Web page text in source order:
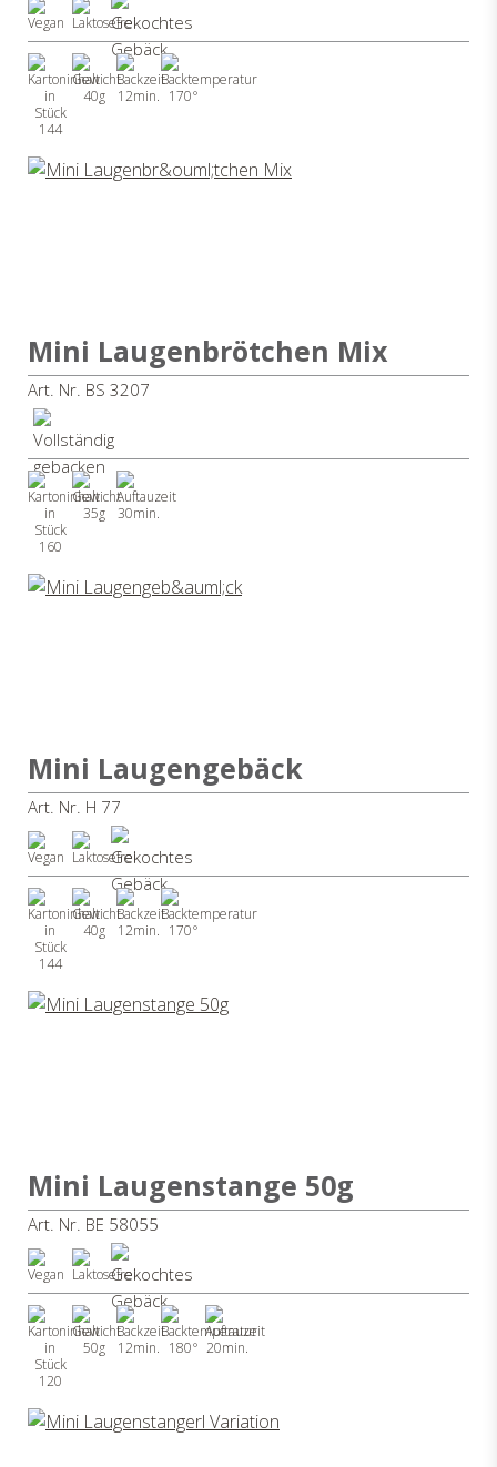
144
40g 12min. 170°
Mini Laugenbrötchen Mix
Art. Nr. BS 3207
160
35g 30min.
Mini Laugengebäck
Art. Nr. H 77
144
40g 12min. 170°
Mini Laugenstange 50g
Art. Nr. BE 58055
120
50g 12min. 180° 20min.